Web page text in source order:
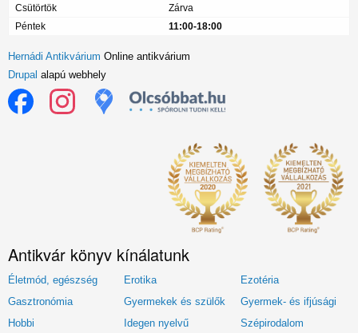
Csütörtök
Zárva
Péntek
11:00-18:00
Hernádi Antikvárium Online antikvárium
Drupal alapú webhely
Antikvár könyv kínálatunk
Életmód, egészség Erotika
Ezotéria
Gasztronómia
Gyermekek és szülők
Gyermek- és ifjúsági
Hobbi
Idegen nyelvű Szépirodalom